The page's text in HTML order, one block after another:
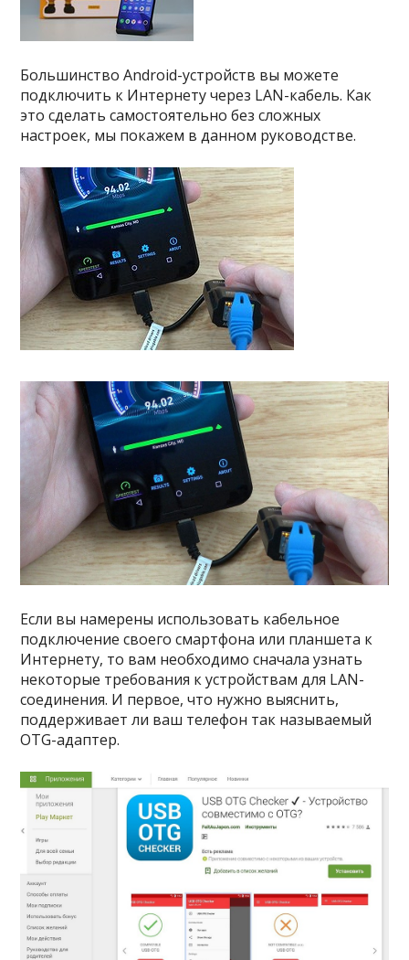
Большинство Android-устройств вы можете
подключить к Интернету через LAN-кабель. Как
это сделать самостоятельно без сложных
настроек, мы покажем в данном руководстве.
Если вы намерены использовать кабельное
подключение своего смартфона или планшета к
Интернету, то вам необходимо сначала узнать
некоторые требования к устройствам для LAN-
соединения. И первое, что нужно выяснить,
поддерживает ли ваш телефон так называемый
OTG-адаптер.